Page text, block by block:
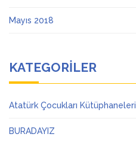
Mayıs 2018
KATEGORILER
Atatürk Çocukları Kütüphaneleri
BURADAYIZ